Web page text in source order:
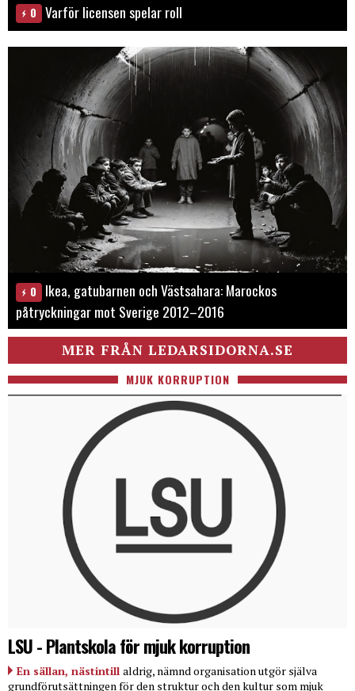
0 Varför licensen spelar roll
0
Ikea, gatubarnen och Västsahara: Marockos
påtryckningar mot Sverige 2012–2016
MER FRÅN LEDARSIDORNA.SE
MJUK KORRUPTION
LSU - Plantskola för mjuk korruption
En sällan, nästintill aldrig, nämnd organisation utgör själva
grundförutsättningen för den struktur och den kultur som mjuk